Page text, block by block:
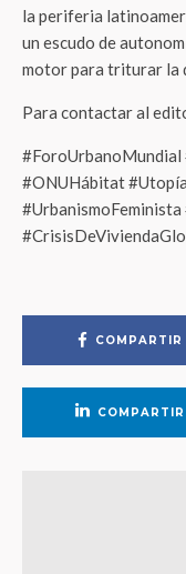
la periferia
un escudo de
motor para triturar la
Para contactar al
#ONUHábitat
COMPARTIR
COMPARTIR